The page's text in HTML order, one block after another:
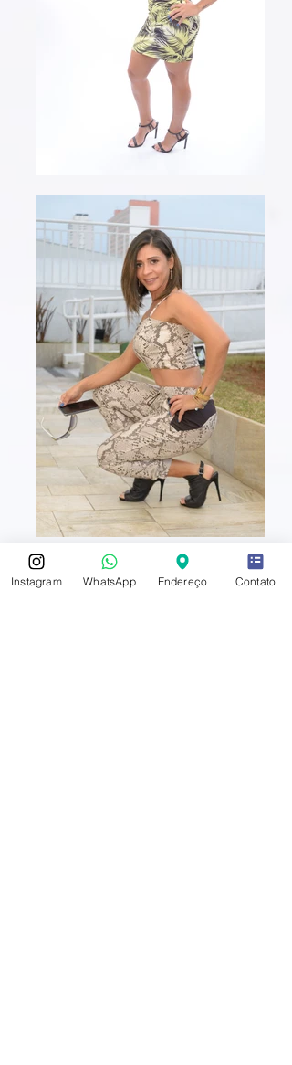
Instagram WhatsApp Endereço Contato